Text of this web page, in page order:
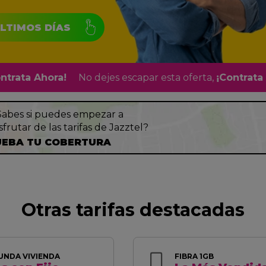
DÍAS
Ahora! No dejes escapar esta oferta,¡Contrata
si puedes empezar a
de las tarifas de Jazztel?
TU COBERTURA
Otras tarifas destacadas
VIVIENDA FIBRA 1GB